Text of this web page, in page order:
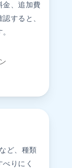
金、追加費
すると、
ど、種類
りにく